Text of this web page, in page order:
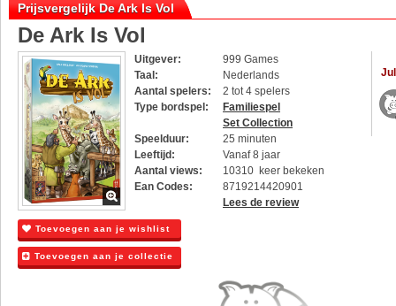
Prijsvergelijk De Ark Is Vol
De Ark Is Vol
Uitgever:
999 Games
Taal:
Nederlands
Aantal spelers:
2 tot 4 spelers
Type bordspel:
Familiespel
Set Collection
Speelduur:
25 minuten
Leeftijd:
Vanaf 8 jaar
Aantal views:
10310 keer bekeken
Ean Codes:
8719214420901
Lees de review
Toevoegen aan je wishlist
Toevoegen aan je collectie